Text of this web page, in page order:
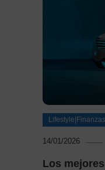
Lifestyle|Finanzas
14/01/2026
Los